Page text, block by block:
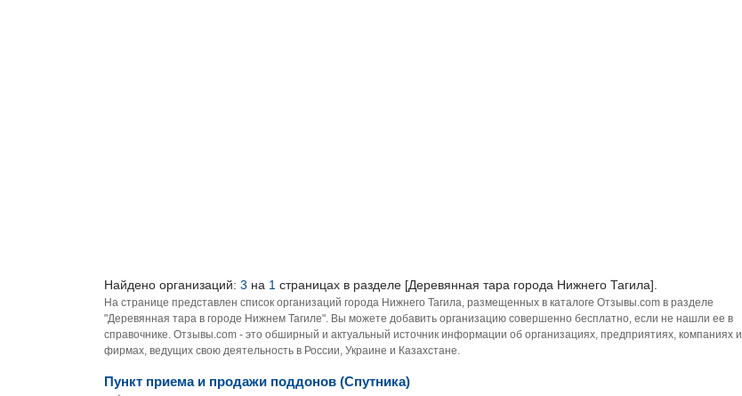
Найдено организаций: 3 на 1 страницах в разделе [Деревянная тара города Нижнего Тагила].
На странице представлен список организаций города Нижнего Тагила, размещенных в каталоге Отзывы.com в разделе
"Деревянная тара в городе Нижнем Тагиле". Вы можете добавить организацию совершенно бесплатно, если не нашли ее в
справочнике. Отзывы.com - это обширный и актуальный источник информации об организациях, предприятиях, компаниях и
фирмах, ведущих свою деятельность в России, Украине и Казахстане.
Пункт приема и продажи поддонов (Спутника)